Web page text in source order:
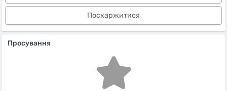
Поскаржитися
Просування